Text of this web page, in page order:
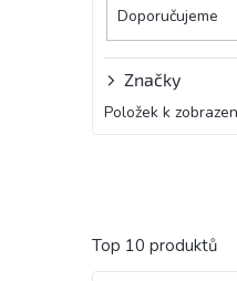
Doporučujeme
Značky
Položek k
Top 10 produktů